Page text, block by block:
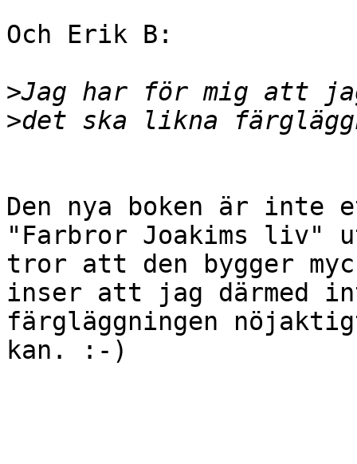
Och Erik B:
>
>
Den nya boken är inte
"Farbror Joakims liv"
tror att den bygger
inser att jag därmed
färgläggningen
kan. :-)